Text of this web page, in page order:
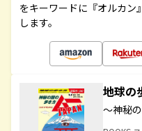
をキーワードに『オルカン
します。
地球
～神秘